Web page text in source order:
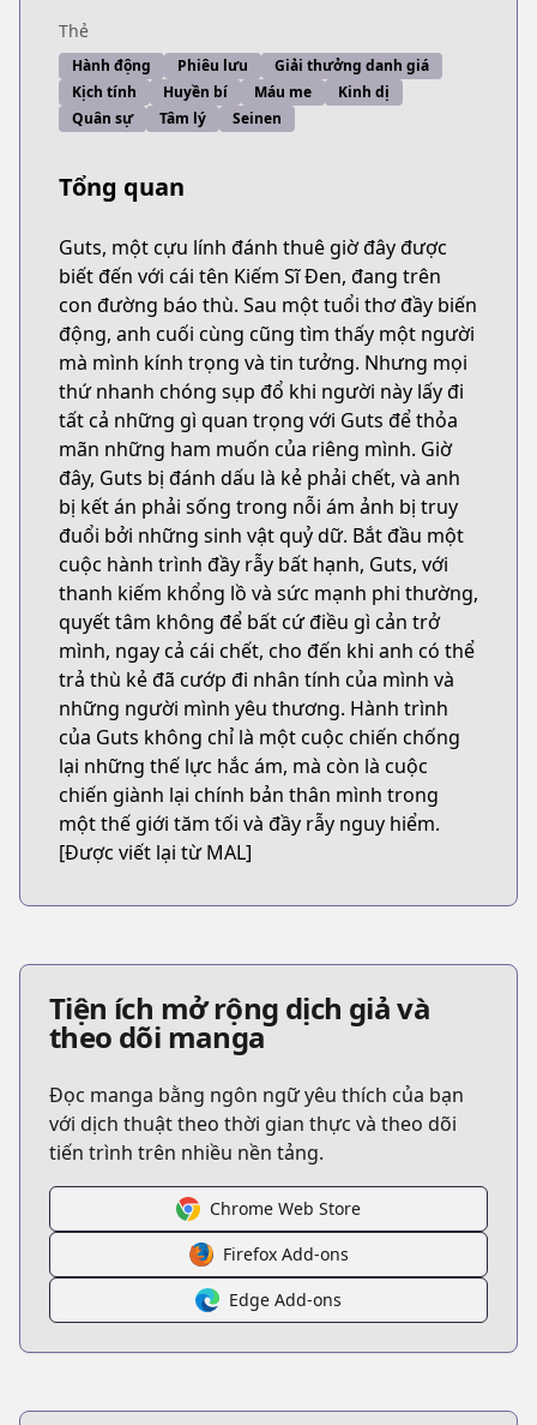
Thẻ
Hành động Phiêu lưu
Giải thưởng danh giá
Kịch tính
Huyền bí Máu me
Kinh dị
Quân sự
Tâm lý Seinen
Tổng quan
Guts, một cựu lính đánh thuê giờ đây được
biết đến với cái tên Kiếm Sĩ Đen, đang trên
con đường báo thù. Sau một tuổi thơ đầy biến
động, anh cuối cùng cũng tìm thấy một người
mà mình kính trọng và tin tưởng. Nhưng mọi
thứ nhanh chóng sụp đổ khi người này lấy đi
tất cả những gì quan trọng với Guts để thỏa
mãn những ham muốn của riêng mình. Giờ
đây, Guts bị đánh dấu là kẻ phải chết, và anh
bị kết án phải sống trong nỗi ám ảnh bị truy
đuổi bởi những sinh vật quỷ dữ. Bắt đầu một
cuộc hành trình đầy rẫy bất hạnh, Guts, với
thanh kiếm khổng lồ và sức mạnh phi thường,
quyết tâm không để bất cứ điều gì cản trở
mình, ngay cả cái chết, cho đến khi anh có thể
trả thù kẻ đã cướp đi nhân tính của mình và
những người mình yêu thương. Hành trình
của Guts không chỉ là một cuộc chiến chống
lại những thế lực hắc ám, mà còn là cuộc
chiến giành lại chính bản thân mình trong
một thế giới tăm tối và đầy rẫy nguy hiểm.
[Được viết lại từ MAL]
Tiện ích mở rộng dịch giả và
theo dõi manga
Đọc manga bằng ngôn ngữ yêu thích của bạn
với dịch thuật theo thời gian thực và theo dõi
tiến trình trên nhiều nền tảng.
Chrome Web Store
Firefox Add-ons
Edge Add-ons